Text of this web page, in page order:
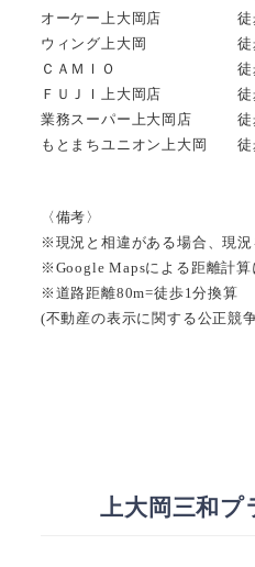
オーケー上大岡店 徒歩
ウィング上大岡 徒歩7
ＣＡＭＩＯ 徒歩7
ＦＵＪＩ上大岡店 徒歩
業務スーパー上大岡店 徒
もとまちユニオン上大岡 徒
〈備考〉
※現況と相違がある場合、現況
※Google Mapsによる距離計算
※道路距離80m=徒歩1分換算
(不動産の表示に関する公正競
上大岡三和プ